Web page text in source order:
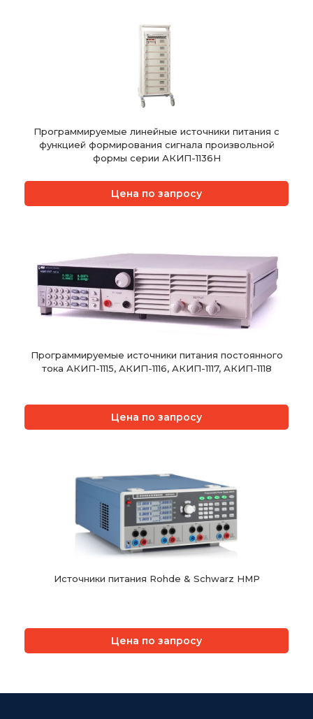
Программируемые линейные источники питания с
функцией формирования сигнала произвольной
формы серии АКИП-1136H
Цена по запросу
Программируемые источники питания постоянного
тока АКИП-1115, АКИП-1116, АКИП-1117, АКИП-1118
Цена по запросу
Источники питания Rohde & Schwarz HMP
Цена по запросу